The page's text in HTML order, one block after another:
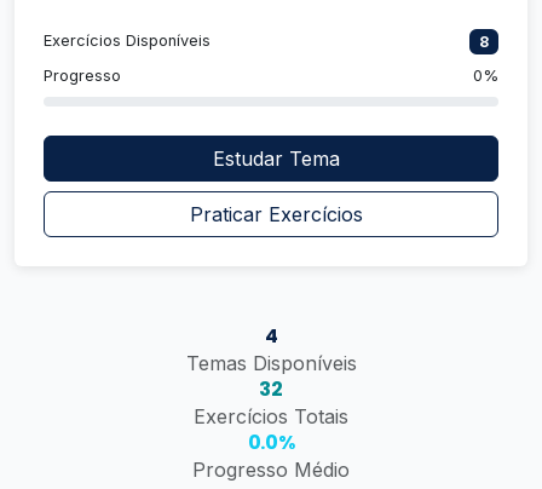
Exercícios Disponíveis
8
Progresso
0%
Estudar Tema
Praticar Exercícios
4
Temas Disponíveis
32
Exercícios Totais
0.0%
Progresso Médio